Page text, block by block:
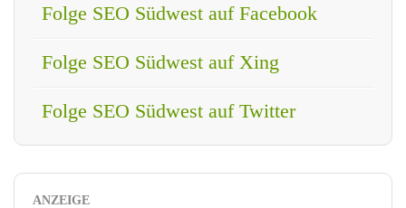
Folge SEO Südwest auf Facebook
Folge SEO Südwest auf Xing
Folge SEO Südwest auf Twitter
ANZEIGE